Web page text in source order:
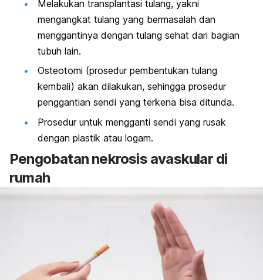
Melakukan transplantasi tulang, yakni
mengangkat tulang yang bermasalah dan
menggantinya dengan tulang sehat dari bagian
tubuh lain.
Osteotomi (prosedur pembentukan tulang
kembali) akan dilakukan, sehingga prosedur
penggantian sendi yang terkena bisa ditunda.
Prosedur untuk mengganti sendi yang rusak
dengan plastik atau logam.
Pengobatan nekrosis avaskular di
rumah